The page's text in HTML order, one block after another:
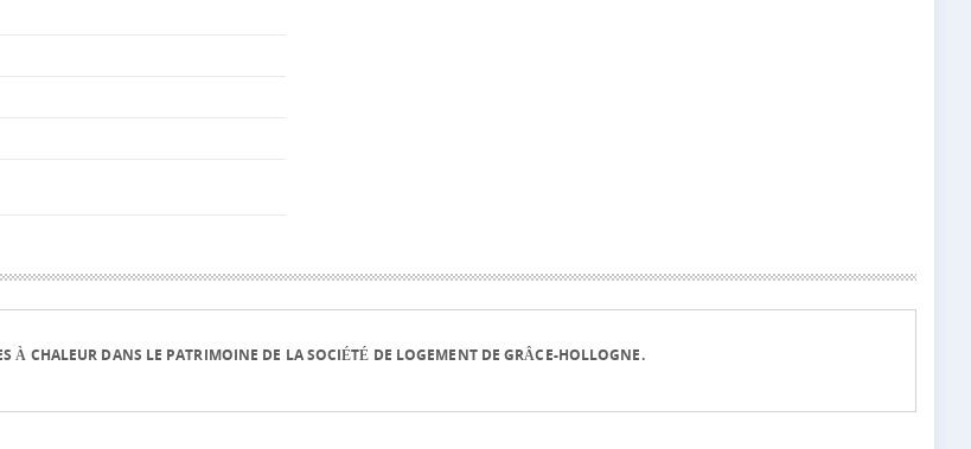
À CHALEUR DANS LE PATRIMOINE DE LA SOCIÉTÉ DE LOGEMENT DE GRÂCE-HOLLOGNE.